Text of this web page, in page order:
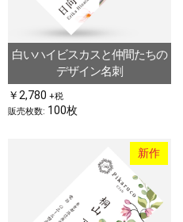
白いハイビスカスと仲間たちの
デザイン名刺
￥2,780 +税
販売枚数: 100枚
新作